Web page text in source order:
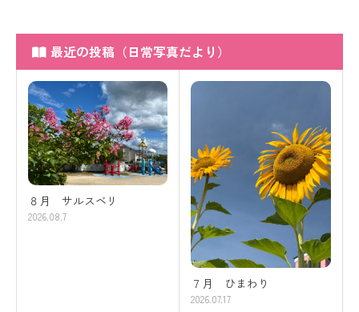
最近の投稿（日常写真だより）
８月 サルスベリ
2026.08.7
７月 ひまわり
2026.07.17